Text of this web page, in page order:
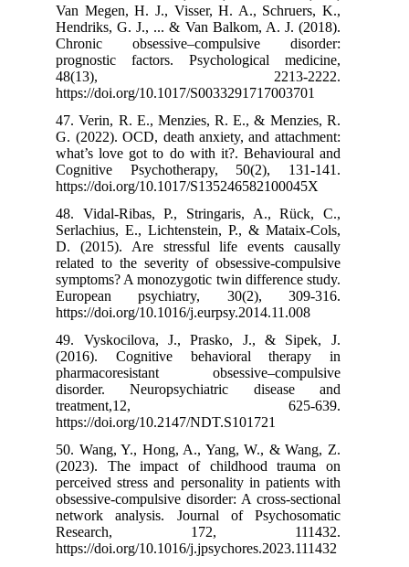
Van Megen,
Hendriks, G.
Chronic
prognostic
47. Verin, R.
G. (2022).
what’s love
Cognitive
https://doi.org/
48. Vidal-
Serlachius,
D. (2015).
related to the
symptoms? A
European
49.
(2016).
disorder.
50. Wang, Y.,
(2023). The
perceived
obsessive-
network
https://doi.org/